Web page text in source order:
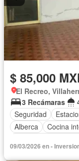
$ 85,000
El Recreo,
3 Recámaras
Seguridad
Alberca
Cocina
Cocina equipada
09/03/2026 en -